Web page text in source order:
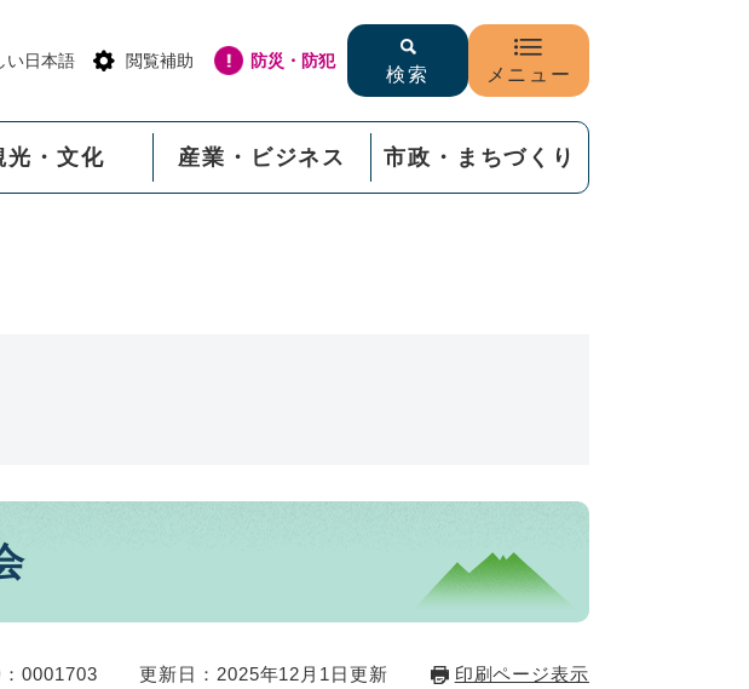
い日本語 閲覧補助 防災・防犯
検索 メニュー
光・文化 産業・ビジネス 市政・まちづくり
0001703 更新日：2025年12月1日更新 印刷ページ表示